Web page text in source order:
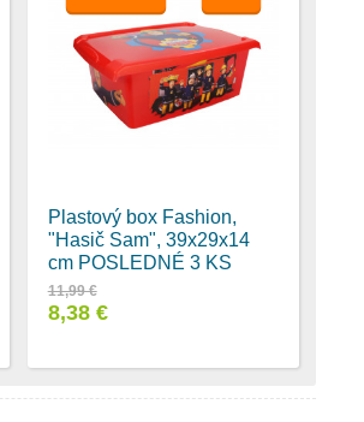
Plastový box Fashion,
"Hasič Sam", 39x29x14
cm POSLEDNÉ 3 KS
11,99 €
8,38 €